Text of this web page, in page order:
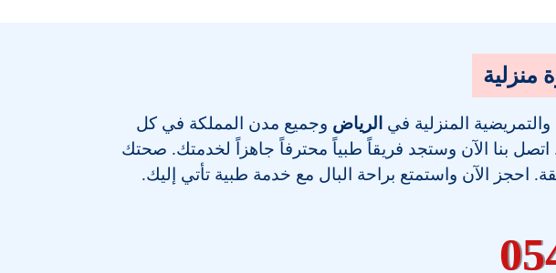
منزلية
المنزلية في الرياض وجميع مدن المملكة في كل
بنا الآن وستجد فريقاً طبياً محترفاً جاهزاً لخدمتك. صحتك
احجز الآن واستمتع براحة البال مع خدمة طبية تأتي إليك.